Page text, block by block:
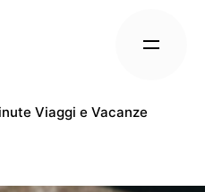
Viaggi e Vacanze